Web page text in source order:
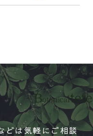
どは気軽にご相談